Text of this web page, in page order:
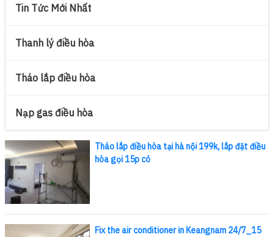
Tin Tức Mới Nhất
Thanh lý điều hòa
Tháo lắp điều hòa
Nạp gas điều hòa
Tháo lắp điều hòa tại hà nội 199k, lắp đặt điều
hòa gọi 15p có
Fix the air conditioner in Keangnam 24/7_15